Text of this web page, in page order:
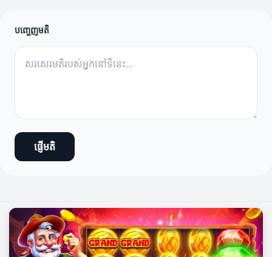
បញ្ចេញមតិ
ផ្ញើមតិ